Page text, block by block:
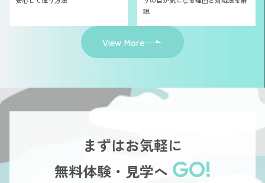
説
View More
まずはお気軽に
無料体験・見学へ GO!